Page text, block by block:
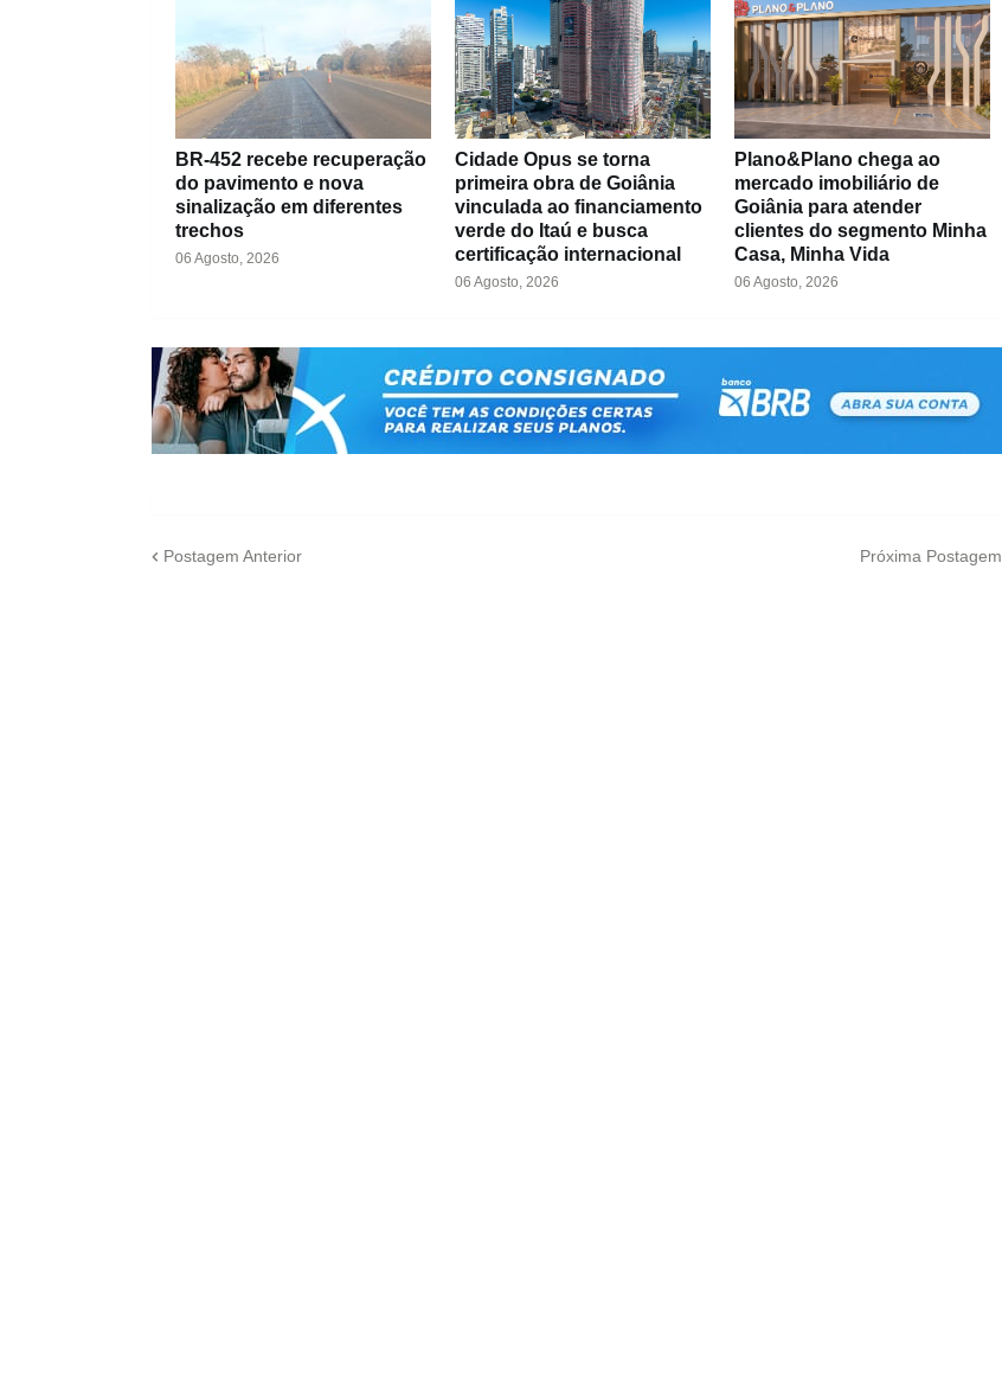
BR-452 recebe recuperação
do pavimento e nova
sinalização em diferentes
trechos
06 Agosto, 2026
Cidade Opus se torna
primeira obra de Goiânia
vinculada ao financiamento
verde do Itaú e busca
certificação internacional
06 Agosto, 2026
Plano&Plano chega ao
mercado imobiliário de
Goiânia para atender
clientes do segmento Minha
Casa, Minha Vida
06 Agosto, 2026
Postagem Anterior Próxima Postagem